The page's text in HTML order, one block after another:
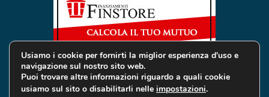
© 2019 Global Services Immobiliari | All rights reserved |
Usiamo i cookie per fornirti la miglior esperienza d'uso e
navigazione sul nostro sito web.
Puoi trovare altre informazioni riguardo a quali cookie
usiamo sul sito o disabilitarli nelle impostazioni.